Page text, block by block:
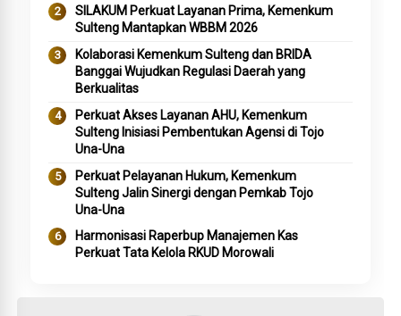
SILAKUM Perkuat Layanan Prima, Kemenkum
Sulteng Mantapkan WBBM 2026
Kolaborasi Kemenkum Sulteng dan BRIDA
Banggai Wujudkan Regulasi Daerah yang
Berkualitas
Perkuat Akses Layanan AHU, Kemenkum
Sulteng Inisiasi Pembentukan Agensi di Tojo
Una-Una
Perkuat Pelayanan Hukum, Kemenkum
Sulteng Jalin Sinergi dengan Pemkab Tojo
Una-Una
Harmonisasi Raperbup Manajemen Kas
Perkuat Tata Kelola RKUD Morowali